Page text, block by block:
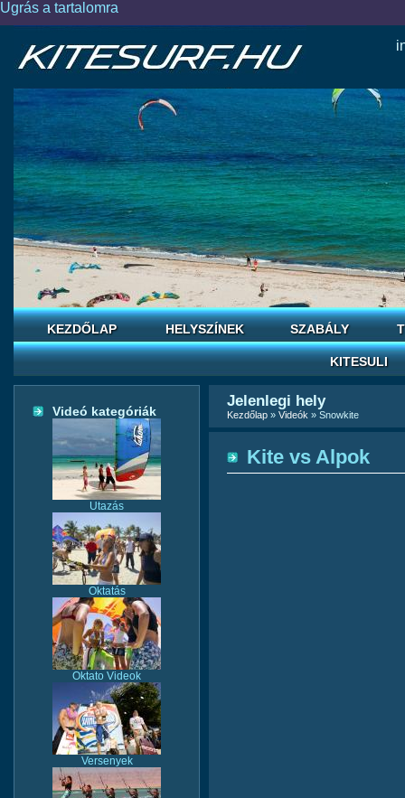
Ugrás a tartalomra
KEZDŐLAP HELYSZÍNEK SZABÁLY
KITESULI
Videó kategóriák
Utazás
Oktatás
Oktato Videok
Versenyek
Jelenlegi hely
Kezdőlap » Videók » Snowkite
Kite vs Alpok